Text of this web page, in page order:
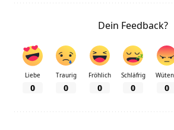
Dein Feedback?
Liebe
0
Traurig
0
Fröhlich
0
Schläfrig
0 0